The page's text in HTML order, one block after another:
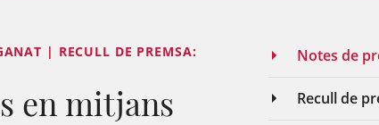
Notes de
Recull de
| RECULL DE PREMSA:
en mitjans